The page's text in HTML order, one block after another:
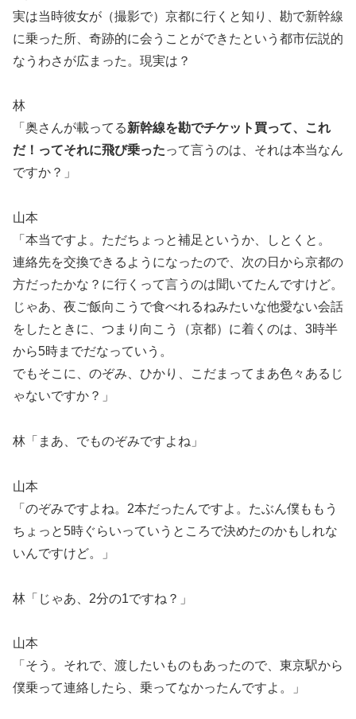
実は当時彼女が（撮影で）京都に行くと知り、勘で新幹線
に乗った所、奇跡的に会うことができたという都市伝説的
なうわさが広まった。現実は？
林
「奥さんが載ってる新幹線を勘でチケット買って、これ
だ！ってそれに飛び乗ったって言うのは、それは本当なん
ですか？」
山本
「本当ですよ。ただちょっと補足というか、しとくと。
連絡先を交換できるようになったので、次の日から京都の
方だったかな？に行くって言うのは聞いてたんですけど。
じゃあ、夜ご飯向こうで食べれるねみたいな他愛ない会話
をしたときに、つまり向こう（京都）に着くのは、3時半
から5時までだなっていう。
でもそこに、のぞみ、ひかり、こだまってまあ色々あるじ
ゃないですか？」
林「まあ、でものぞみですよね」
山本
「のぞみですよね。2本だったんですよ。たぶん僕ももう
ちょっと5時ぐらいっていうところで決めたのかもしれな
いんですけど。」
林「じゃあ、2分の1ですね？」
山本
「そう。それで、渡したいものもあったので、東京駅から
僕乗って連絡したら、乗ってなかったんですよ。」